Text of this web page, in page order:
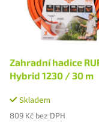
Zahradní hadice
Hybrid 1230 / 30 m
Skladem
809 Kč bez DPH